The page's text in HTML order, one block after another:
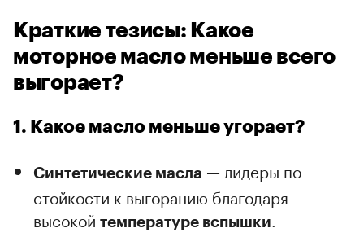
Краткие тезисы: Какое
моторное масло меньше всего
выгорает?
1. Какое масло меньше угорает?
Синтетические масла — лидеры по
стойкости к выгоранию благодаря
высокой температуре вспышки